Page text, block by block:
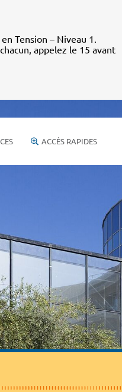
Tension – Niveau 1.
appelez le 15 avant
ACCÈS RAPIDES